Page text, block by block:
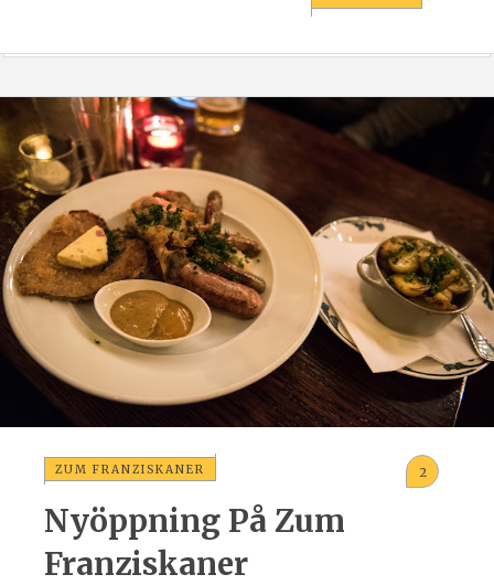
ZUM FRANZISKANER 2
Nyöppning På Zum
Franziskaner